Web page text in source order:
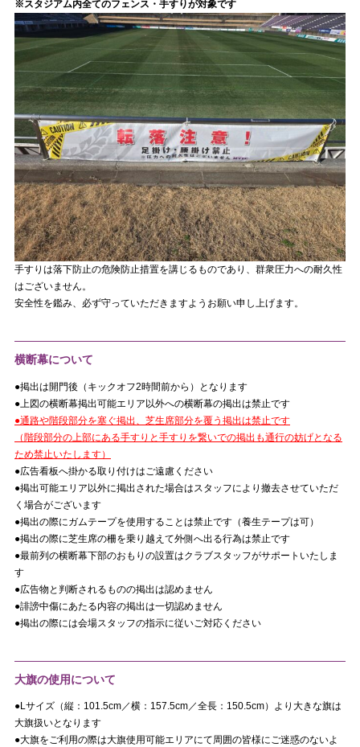
※スタジアム内全てのフェンス・手すりが対象です
手すりは落下防止の危険防止措置を講じるものであり、群衆圧力への耐久性
はございません。
安全性を鑑み、必ず守っていただきますようお願い申し上げます。
横断幕について
●掲出は開門後（キックオフ2時間前から）となります
●上図の横断幕掲出可能エリア以外への横断幕の掲出は禁止です
●通路や階段部分を塞ぐ掲出、芝生席部分を覆う掲出は禁止です
（階段部分の上部にある手すりと手すりを繋いでの掲出も通行の妨げとなる
ため禁止いたします）
●広告看板へ掛かる取り付けはご遠慮ください
●掲出可能エリア以外に掲出された場合はスタッフにより撤去させていただ
く場合がございます
●掲出の際にガムテープを使用することは禁止です（養生テープは可）
●掲出の際に芝生席の柵を乗り越えて外側へ出る行為は禁止です
●最前列の横断幕下部のおもりの設置はクラブスタッフがサポートいたしま
す
●広告物と判断されるものの掲出は認めません
●誹謗中傷にあたる内容の掲出は一切認めません
●掲出の際には会場スタッフの指示に従いご対応ください
大旗の使用について
●Lサイズ（縦：101.5cm／横：157.5cm／全長：150.5cm）より大きな旗は
大旗扱いとなります
●大旗をご利用の際は大旗使用可能エリアにて周囲の皆様にご迷惑のないよ